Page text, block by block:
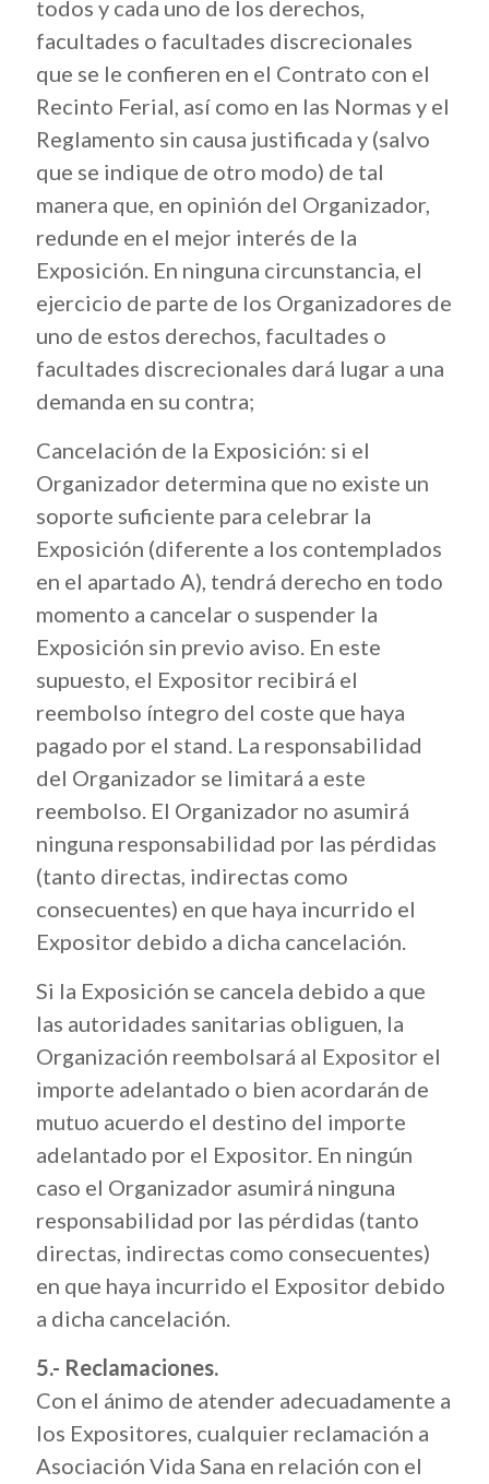
todos y cada uno de los derechos,
facultades o facultades discrecionales
que se le confieren en el Contrato con el
Recinto Ferial, así como en las Normas y el
Reglamento sin causa justificada y (salvo
que se indique de otro modo) de tal
manera que, en opinión del Organizador,
redunde en el mejor interés de la
Exposición. En ninguna circunstancia, el
ejercicio de parte de los Organizadores de
uno de estos derechos, facultades o
facultades discrecionales dará lugar a una
demanda en su contra;
Cancelación de la Exposición: si el
Organizador determina que no existe un
soporte suficiente para celebrar la
Exposición (diferente a los contemplados
en el apartado A), tendrá derecho en todo
momento a cancelar o suspender la
Exposición sin previo aviso. En este
supuesto, el Expositor recibirá el
reembolso íntegro del coste que haya
pagado por el stand. La responsabilidad
del Organizador se limitará a este
reembolso. El Organizador no asumirá
ninguna responsabilidad por las pérdidas
(tanto directas, indirectas como
consecuentes) en que haya incurrido el
Expositor debido a dicha cancelación.
Si la Exposición se cancela debido a que
las autoridades sanitarias obliguen, la
Organización reembolsará al Expositor el
importe adelantado o bien acordarán de
mutuo acuerdo el destino del importe
adelantado por el Expositor. En ningún
caso el Organizador asumirá ninguna
responsabilidad por las pérdidas (tanto
directas, indirectas como consecuentes)
en que haya incurrido el Expositor debido
a dicha cancelación.
5.- Reclamaciones.
Con el ánimo de atender adecuadamente a
los Expositores, cualquier reclamación a
Asociación Vida Sana en relación con el